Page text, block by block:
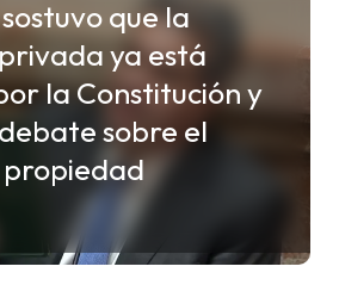
que la
ya está
la Constitución y
sobre el
propiedad